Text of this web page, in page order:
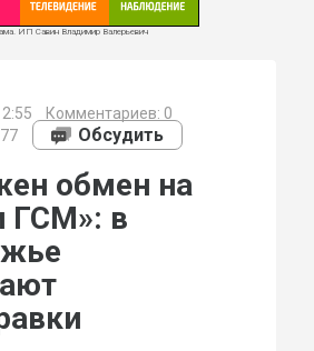
ИП Савин Владимир Валерьевич
Комментариев: 0
Обсудить
обмен на
ГСМ»: в